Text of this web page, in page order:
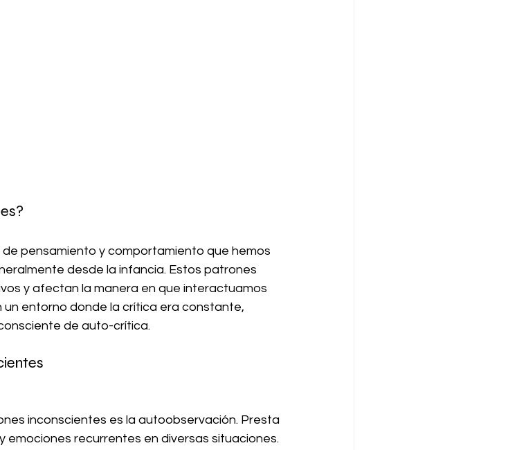
pensamiento y comportamiento que hemos
desde la infancia. Estos patrones
y afectan la manera en que interactuamos
un entorno donde la crítica era constante,
de auto-crítica.
recurrentes en diversas situaciones.